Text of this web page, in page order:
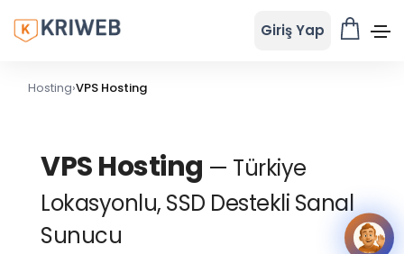
Giriş Yap
Hosting›VPS Hosting
VPS Hosting — Türkiye
Lokasyonlu, SSD Destekli Sanal
Sunucu